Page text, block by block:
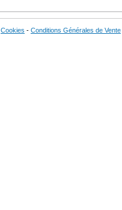
Cookies - Conditions Générales de Vente